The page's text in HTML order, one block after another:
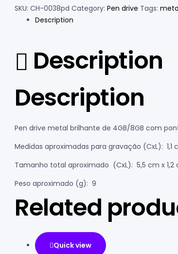
SKU: CH-0038pd Category: Pen drive Tags:
Description
Description
Description
Pen drive metal brilhante de 4GB/8GB com
Medidas aproximadas para gravação (CxL): 1,1
Tamanho total aproximado (CxL): 5,5 cm x 1,2
Peso aproximado (g): 9
Related
Quick view